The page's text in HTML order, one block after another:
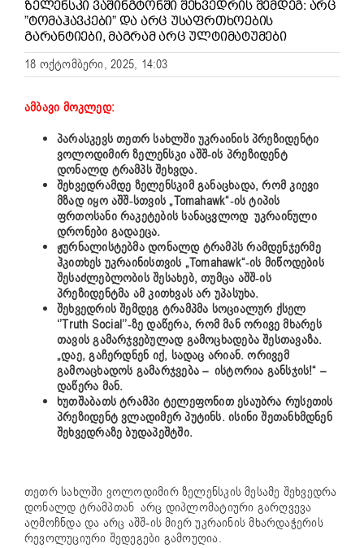
ᲖᲔᲚᲔᲜᲡᲙᲘ ᲕᲐᲨᲘᲜᲒᲢᲝᲜᲨᲘ ᲨᲔᲮᲕᲔᲓᲠᲘᲡ ᲨᲔᲛᲓᲔᲒ: ᲐᲠᲪ
”ᲢᲝᲛᲐᲰᲐᲕᲙᲔᲑᲘ” ᲓᲐ ᲐᲠᲪ ᲣᲡᲐᲤᲠᲗᲮᲝᲔᲑᲘᲡ
ᲒᲐᲠᲐᲜᲢᲘᲔᲑᲘ, ᲛᲐᲒᲠᲐᲛ ᲐᲠᲪ ᲣᲚᲢᲘᲛᲐᲢᲣᲛᲔᲑᲘ
18 ოქტომბერი, 2025, 14:03
ამბავი მოკლედ:
პარასკევს თეთრ სახლში უკრაინის პრეზიდენტი
ვოლოდიმირ ზელენსკი აშშ-ის პრეზიდენტ
დონალდ ტრამპს შეხვდა.
შეხვედრამდე ზელენსკიმ განაცხადა, რომ კიევი
მზად იყო აშშ-სთვის „Tomahawk“-ის ტიპის
ფრთოსანი რაკეტების სანაცვლოდ უკრაინული
დრონები გადაეცა.
ჟურნალისტებმა დონალდ ტრამპს რამდენჯერმე
ჰკითხეს უკრაინისთვის „Tomahawk“-ის მიწოდების
შესაძლებლობის შესახებ, თუმცა აშშ-ის
პრეზიდენტმა ამ კითხვას არ უპასუხა.
შეხვედრის შემდეგ ტრამპმა სოციალურ ქსელ
‘’Truth Social’’-ზე დაწერა, რომ მან ორივე მხარეს
თავის გამარჯვებულად გამოცხადება შესთავაზა.
„დაე, გაჩერდნენ იქ, სადაც არიან. ორივემ
გამოაცხადოს გამარჯვება – ისტორია განსჯის!“ –
დაწერა მან.
ხუთშაბათს ტრამპი ტელეფონით ესაუბრა რუსეთის
პრეზიდენტ ვლადიმერ პუტინს. ისინი შეთანხმდნენ
შეხვედრაზე ბუდაპეშტში.
თეთრ სახლში ვოლოდიმირ ზელენსკის მესამე შეხვედრა
დონალდ ტრამპთან არც დიპლომატიური გარღვევა
აღმოჩნდა და არც აშშ-ის მიერ უკრაინის მხარდაჭერის
რევოლუციური შედეგები გამოუღია.